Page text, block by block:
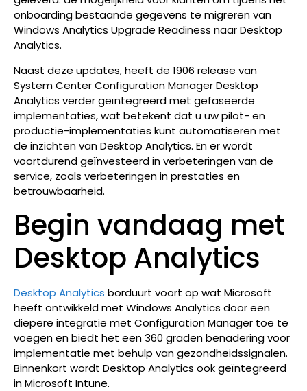
onboarding bestaande gegevens te migreren van
Windows Analytics Upgrade Readiness naar Desktop
Analytics.
Naast deze updates, heeft de 1906 release van
System Center Configuration Manager Desktop
Analytics verder geïntegreerd met gefaseerde
implementaties, wat betekent dat u uw pilot- en
productie-implementaties kunt automatiseren met
de inzichten van Desktop Analytics. En er wordt
voortdurend geïnvesteerd in verbeteringen van de
service, zoals verbeteringen in prestaties en
betrouwbaarheid.
Begin vandaag met
Desktop Analytics
Desktop Analytics borduurt voort op wat Microsoft
heeft ontwikkeld met Windows Analytics door een
diepere integratie met Configuration Manager toe te
voegen en biedt het een 360 graden benadering voor
implementatie met behulp van gezondheidssignalen.
Binnenkort wordt Desktop Analytics ook geïntegreerd
in Microsoft Intune.